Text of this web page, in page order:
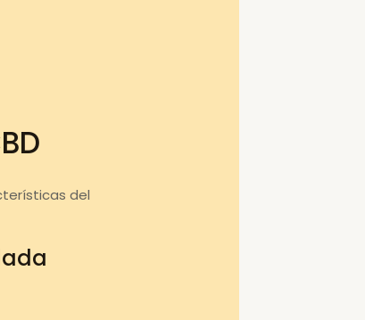
del